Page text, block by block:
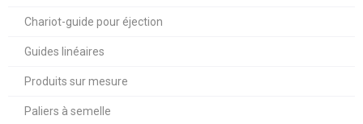
Chariot-guide pour éjection
Guides linéaires
Produits sur mesure
Paliers à semelle